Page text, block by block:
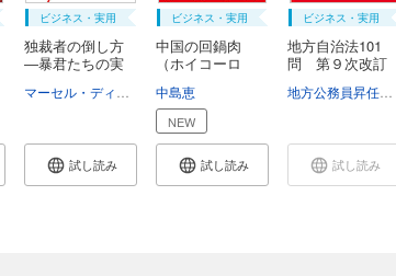
中尾由恵
ビジネス・実用
独裁者の倒し方
―暴君たちの実
柴田裕之
試し読み
ビジネス・実用
中国の回鍋肉
（ホイコーロ
中島恵
NEW
試し読み
ビジネス・実用
地方自治法101
問 第９次改訂
試し読み